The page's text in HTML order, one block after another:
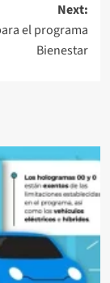
Next:
el programa
Bienestar